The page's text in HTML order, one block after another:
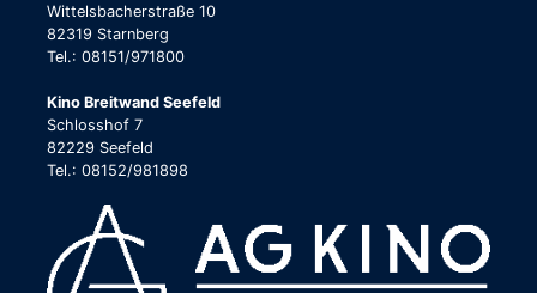
Wittelsbacherstraße 10
82319 Starnberg
Tel.: 08151/971800
Kino Breitwand Seefeld
Schlosshof 7
82229 Seefeld
Tel.: 08152/981898